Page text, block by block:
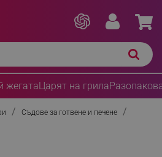
жегатаЦарят на грила
Съдове за готвене и печене